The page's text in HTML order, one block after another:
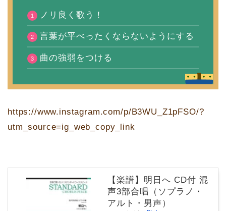
ノリ良く歌う！
言葉が平べったくならないようにする
曲の強弱をつける
https://www.instagram.com/p/B3WU_Z1pFSO/?
utm_source=ig_web_copy_link
【楽譜】明日へ CD付 混
声3部合唱（ソプラノ・
アルト・男声）